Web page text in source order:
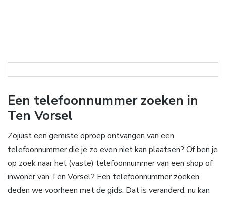
Een telefoonnummer zoeken in
Ten Vorsel
Zojuist een gemiste oproep ontvangen van een
telefoonnummer die je zo even niet kan plaatsen? Of ben je
op zoek naar het (vaste) telefoonnummer van een shop of
inwoner van Ten Vorsel? Een telefoonnummer zoeken
deden we voorheen met de gids. Dat is veranderd, nu kan